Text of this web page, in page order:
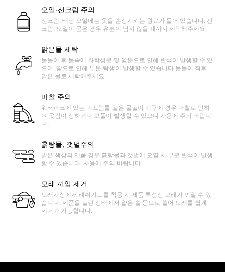
오일·선크림 주의
선크림, 태닝 오일에는 옷을 손상시키는 원료가 들어 있습니다. 선
크림, 오일이 묻은 경우 유분이 남지 않을 때까지 세탁해주세요.
맑은물 세탁
물놀이 후 물속에 화학성분 및 염분으로 인해 변색이 발생할 수 있
으며, 땀으로 인해 부분 탁생이 발생할 수 있습니다.물놀이 직후
맑은 물로 세탁해주세요.
마찰 주의
워터파크에 있는 미끄럼틀 같은 물놀이 기구에 경우 마찰로 인하
여 옷감이 상하거나 보풀이 발생할 수 있으니 사용에 주의 바랍니
다.
흙탕물, 갯벌주의
밝은 색상의 제품 경우 흙탕물과 갯벌에 오염 시 부분 변색이 발생
할 수 있습니다. 사용에 주의 바랍니다.
모래 끼임 제거
모래사장에서 래쉬가드를 착용 시 제품 특성상 모래가 끼일 수 있
습니다. 제품을 늘린 상태에서 얇은 솔 등으로 쓸어 모래를 쉽게
제거가 가능합니다.